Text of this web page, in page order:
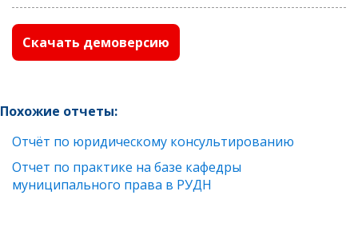
Скачать демоверсию
Похожие отчеты:
Отчёт по юридическому консультированию
Отчет по практике на базе кафедры
муниципального права в РУДН